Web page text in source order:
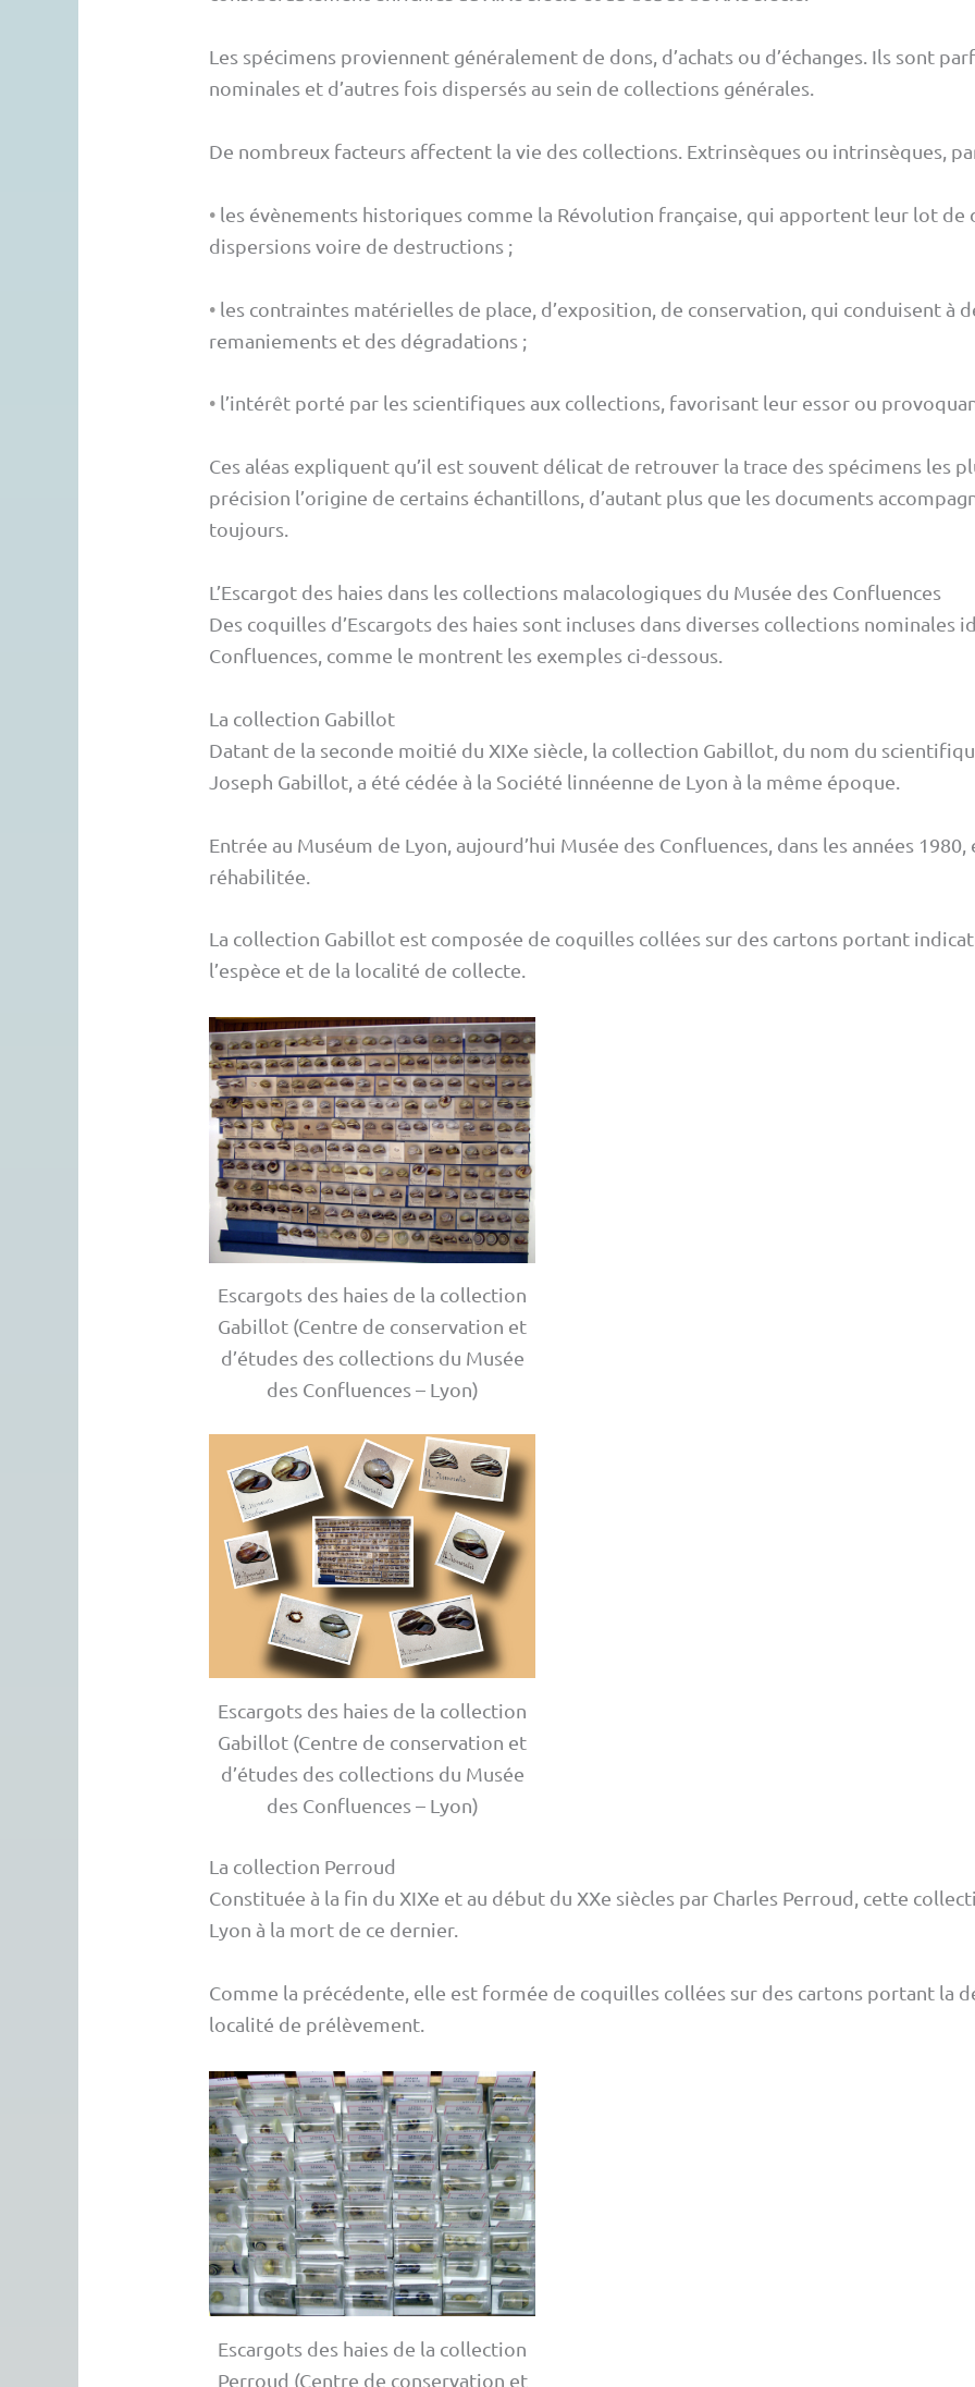
Les spécimens proviennent généralement de dons, d’achats ou d’échanges. Ils sont
nominales et d’autres fois dispersés au sein de collections générales.
De nombreux facteurs affectent la vie des collections. Extrinsèques ou intrinsèques,
• les évènements historiques comme la Révolution française, qui apportent leur lot de
dispersions voire de destructions ;
• les contraintes matérielles de place, d’exposition, de conservation, qui conduisent à
remaniements et des dégradations ;
• l’intérêt porté par les scientifiques aux collections, favorisant leur essor ou
Ces aléas expliquent qu’il est souvent délicat de retrouver la trace des spécimens les
précision l’origine de certains échantillons, d’autant plus que les documents
toujours.
L’Escargot des haies dans les collections malacologiques du Musée des Confluences
Des coquilles d’Escargots des haies sont incluses dans diverses collections nominales
Confluences, comme le montrent les exemples ci-dessous.
La collection Gabillot
Datant de la seconde moitié du XIXe siècle, la collection Gabillot, du nom du
Joseph Gabillot, a été cédée à la Société linnéenne de Lyon à la même époque.
Entrée au Muséum de Lyon, aujourd’hui Musée des Confluences, dans les années
réhabilitée.
La collection Gabillot est composée de coquilles collées sur des cartons portant
l’espèce et de la localité de collecte.
Escargots des haies de la collection
Gabillot (Centre de conservation et
d’études des collections du Musée
des Confluences – Lyon)
Escargots des haies de la collection
Gabillot (Centre de conservation et
d’études des collections du Musée
des Confluences – Lyon)
La collection Perroud
Constituée à la fin du XIXe et au début du XXe siècles par Charles Perroud, cette
Lyon à la mort de ce dernier.
Comme la précédente, elle est formée de coquilles collées sur des cartons portant la
localité de prélèvement.
Escargots des haies de la collection
Perroud (Centre de conservation et